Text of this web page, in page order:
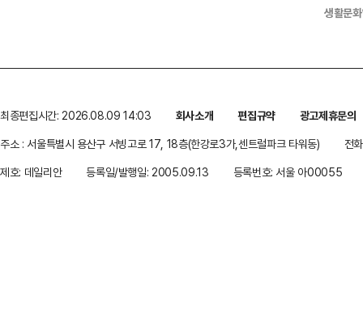
생활문
최종편집시간: 2026.08.09 14:03 회사소개 편집규약
광고제휴문의
주소 : 서울특별시 용산구 서빙고로 17, 18층(한강로3가,센트럴파크 타워동)
전
제호: 데일리안
등록일/발행일: 2005.09.13 등록번호: 서울 아00055